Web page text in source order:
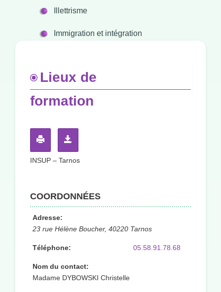
Illettrisme
Immigration et intégration
Lieux de
formation
INSUP – Tarnos
COORDONNÉES
Adresse:
23 rue Hélène Boucher, 40220 Tarnos
Téléphone: 05.58.91.78.68
Nom du contact:
Madame DYBOWSKI Christelle